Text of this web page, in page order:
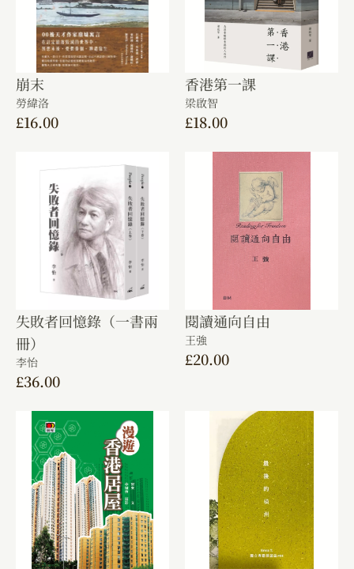
崩末
勞緯洛
£16.00
香港第一課
梁啟智
£18.00
失敗者回憶錄（一書兩
冊）
李怡
£36.00
閱讀通向自由
王強
£20.00